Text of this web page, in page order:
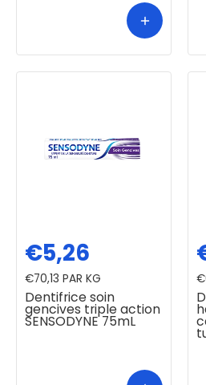
Dentifrice soin
gencives triple action
SENSODYNE 75mL
€5,26
€70,13 PAR KG